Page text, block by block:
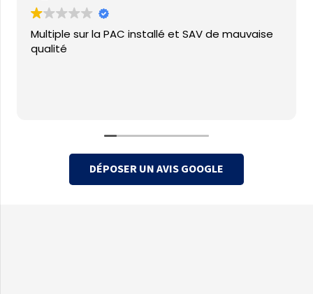
Multiple sur la PAC installé et SAV de mauvaise
qualité
DÉPOSER UN AVIS GOOGLE